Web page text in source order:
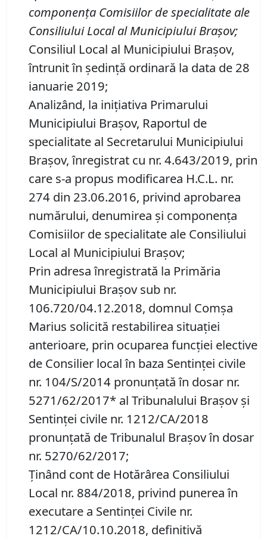
componenţa Comisiilor de specialitate ale
Consiliului Local al Municipiului Braşov;
Consiliul Local al Municipiului Braşov,
întrunit în şedinţă ordinară la data de 28
ianuarie 2019;
Analizând, la iniţiativa Primarului
Municipiului Braşov, Raportul de
specialitate al Secretarului Municipiului
Braşov, înregistrat cu nr. 4.643/2019, prin
care s-a propus modificarea H.C.L. nr.
274 din 23.06.2016, privind aprobarea
numărului, denumirea şi componenţa
Comisiilor de specialitate ale Consiliului
Local al Municipiului Braşov;
Prin adresa înregistrată la Primăria
Municipiului Braşov sub nr.
106.720/04.12.2018, domnul Comşa
Marius solicită restabilirea situaţiei
anterioare, prin ocuparea funcţiei elective
de Consilier local în baza Sentinţei civile
nr. 104/S/2014 pronunţată în dosar nr.
5271/62/2017* al Tribunalului Braşov şi
Sentinţei civile nr. 1212/CA/2018
pronunţată de Tribunalul Braşov în dosar
nr. 5270/62/2017;
Ţinând cont de Hotărârea Consiliului
Local nr. 884/2018, privind punerea în
executare a Sentinţei Civile nr.
1212/CA/10.10.2018, definitivă